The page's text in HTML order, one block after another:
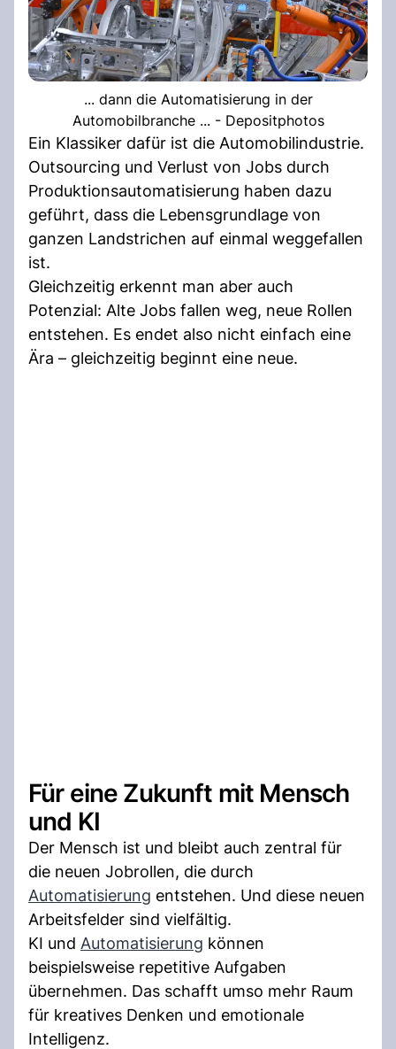
... dann die Automatisierung in der
Automobilbranche ... - Depositphotos
Ein Klassiker dafür ist die Automobilindustrie.
Outsourcing und Verlust von Jobs durch
Produktionsautomatisierung haben dazu
geführt, dass die Lebensgrundlage von
ganzen Landstrichen auf einmal weggefallen
ist.
Gleichzeitig erkennt man aber auch
Potenzial: Alte Jobs fallen weg, neue Rollen
entstehen. Es endet also nicht einfach eine
Ära – gleichzeitig beginnt eine neue.
Für eine Zukunft mit Mensch
und KI
Der Mensch ist und bleibt auch zentral für
die neuen Jobrollen, die durch
Automatisierung entstehen. Und diese neuen
Arbeitsfelder sind vielfältig.
KI und Automatisierung können
beispielsweise repetitive Aufgaben
übernehmen. Das schafft umso mehr Raum
für kreatives Denken und emotionale
Intelligenz.